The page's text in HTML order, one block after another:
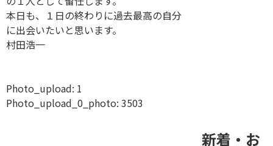
本日も、１日の終わりに過去最高の自分
に出会いたいと思います。
村田浩一
Photo_upload: 1
Photo_upload_0_photo: 3503
新着・お